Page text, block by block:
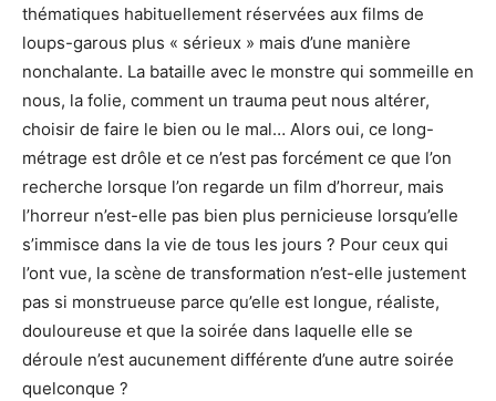
thématiques habituellement réservées aux films de
loups-garous plus « sérieux » mais d’une manière
nonchalante. La bataille avec le monstre qui sommeille en
nous, la folie, comment un trauma peut nous altérer,
choisir de faire le bien ou le mal… Alors oui, ce long-
métrage est drôle et ce n’est pas forcément ce que l’on
recherche lorsque l’on regarde un film d’horreur, mais
l’horreur n’est-elle pas bien plus pernicieuse lorsqu’elle
s’immisce dans la vie de tous les jours ? Pour ceux qui
l’ont vue, la scène de transformation n’est-elle justement
pas si monstrueuse parce qu’elle est longue, réaliste,
douloureuse et que la soirée dans laquelle elle se
déroule n’est aucunement différente d’une autre soirée
quelconque ?